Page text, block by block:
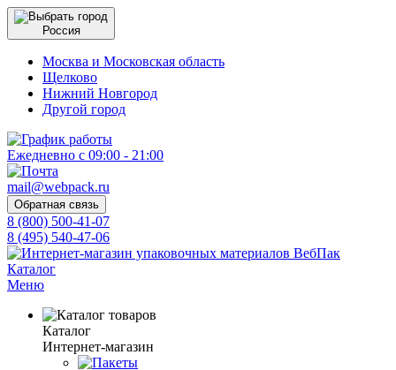
Россия
Москва и Московская область
Щелково
Нижний Новгород
Другой город
Ежедневно с 09:00 - 21:00
mail@webpack.ru
Обратная связь
8 (800) 500-41-07
8 (495) 540-47-06
Каталог
Меню
Каталог
Интернет-магазин